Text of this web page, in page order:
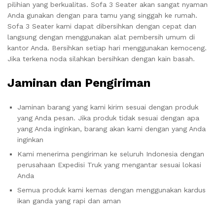
pilihian yang berkualitas. Sofa 3 Seater akan sangat nyaman
Anda gunakan dengan para tamu yang singgah ke rumah.
Sofa 3 Seater kami dapat dibersihkan dengan cepat dan
langsung dengan menggunakan alat pembersih umum di
kantor Anda. Bersihkan setiap hari menggunakan kemoceng.
Jika terkena noda silahkan bersihkan dengan kain basah.
Jaminan dan Pengiriman
Jaminan barang yang kami kirim sesuai dengan produk
yang Anda pesan. Jika produk tidak sesuai dengan apa
yang Anda inginkan, barang akan kami dengan yang Anda
inginkan
Kami menerima pengiriman ke seluruh Indonesia dengan
perusahaan Expedisi Truk yang mengantar sesuai lokasi
Anda
Semua produk kami kemas dengan menggunakan kardus
ikan ganda yang rapi dan aman